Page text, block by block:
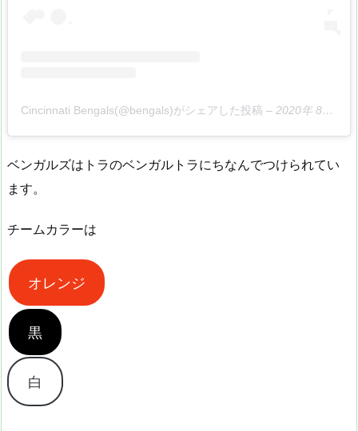
Cincinnati Bengals(@bengals)がシェアした投稿 – 2020年 8月月17日午後4時01分PDT
ベンガルズはトラのベンガルトラにちなんでつけられてい
ます。
チームカラーは
オレンジ
黒
白